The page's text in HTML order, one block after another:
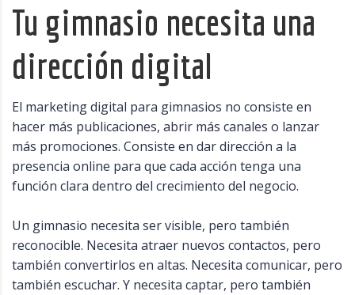
Tu gimnasio necesita una
dirección digital
El marketing digital para gimnasios no consiste en
hacer más publicaciones, abrir más canales o lanzar
más promociones. Consiste en dar dirección a la
presencia online para que cada acción tenga una
función clara dentro del crecimiento del negocio.
Un gimnasio necesita ser visible, pero también
reconocible. Necesita atraer nuevos contactos, pero
también convertirlos en altas. Necesita comunicar, pero
también escuchar. Y necesita captar, pero también